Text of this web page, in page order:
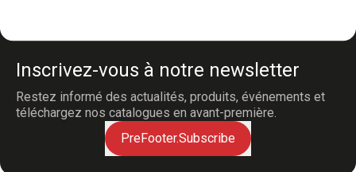
Inscrivez-vous à notre newsletter
Restez informé des actualités, produits, événements et
téléchargez nos catalogues en avant-première.
PreFooter.Subscribe